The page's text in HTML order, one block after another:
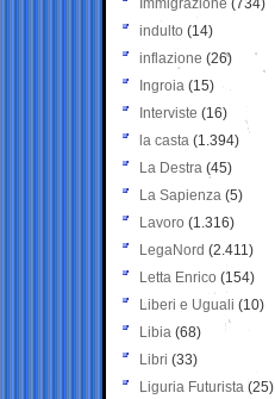
Immigrazione (734)
indulto (14)
inflazione (26)
Ingroia (15)
Interviste (16)
la casta (1.394)
La Destra (45)
La Sapienza (5)
Lavoro (1.316)
LegaNord (2.411)
Letta Enrico (154)
Liberi e Uguali (10)
Libia (68)
Libri (33)
Liguria Futurista (25)